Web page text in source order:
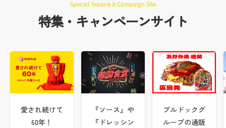
Special feature & Campaign Site
特集・キャンペーンサイト
愛され続けて
60年！
『ソース』や
『ドレッシン
ブルドックグ
ループの通販